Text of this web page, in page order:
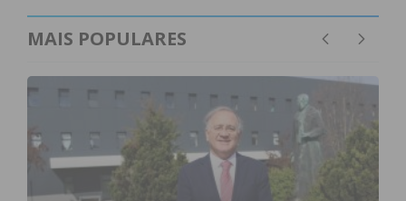
MAIS POPULARES